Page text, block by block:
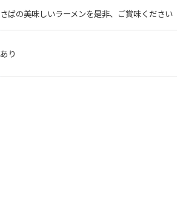
さばの美味しいラーメンを是非、ご賞味ください
あり